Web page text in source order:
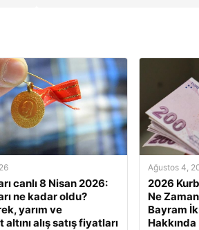
canlı 8 Nisan 2026:
ne kadar oldu?
yarım ve
alış satış fiyatları
Ağustos 4,
2026
Ne
Bayram